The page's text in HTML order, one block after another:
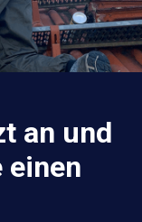
an und
einen